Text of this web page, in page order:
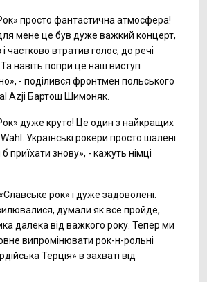
просто фантастична атмосфера!
мене це був дуже важкий концерт,
частково втратив голос, до речі
навіть попри це наш виступ
- поділився фронтмен польського
Azji Бартош Шимоняк.
дуже круто! Це один з найкращих
Українські рокери просто шалені
приїхати знову», - кажуть німці
рок» і дуже задоволені.
думали як все пройде,
далека від важкого року. Тепер ми
випромінювати рок-н-рольні
Терція» в захваті від